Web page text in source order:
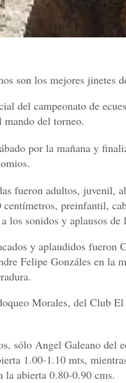
son los mejores jinetes
del campeonato de
mando del torneo.
por la mañana y
fueron adultos, juvenil,
preinfantil,
los sonidos y aplausos de
y aplaudidos fueron
Felipe Gonzáles en la
Morales, del Club
sólo Angel Galeano del
1.00-1.10 mts,
la abierta 0.80-0.90 cms.